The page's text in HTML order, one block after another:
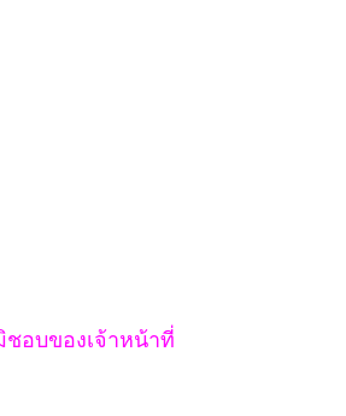
ชอบของเจ้าหน้าที่